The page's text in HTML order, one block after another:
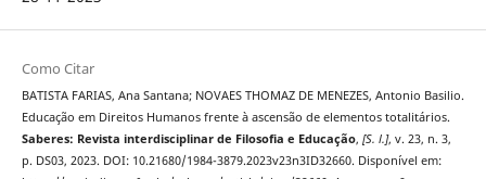
Como Citar
BATISTA FARIAS, Ana Santana; NOVAES THOMAZ DE MENEZES, Antonio Basilio.
Educação em Direitos Humanos frente à ascensão de elementos totalitários.
Saberes: Revista interdisciplinar de Filosofia e Educação, [S. l.], v. 23, n. 3,
p. DS03, 2023. DOI: 10.21680/1984-3879.2023v23n3ID32660. Disponível em: